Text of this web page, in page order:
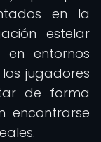
en la
estelar
entornos
jugadores
de forma
encontrarse